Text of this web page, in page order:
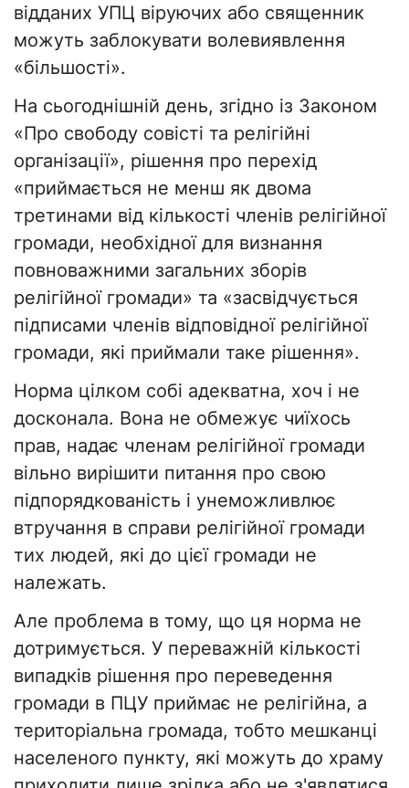
відданих УПЦ віруючих або священник
можуть заблокувати волевиявлення
«більшості».
На сьогоднішній день, згідно із Законом
«Про свободу совісті та релігійні
організації», рішення про перехід
«приймається не менш як двома
третинами від кількості членів релігійної
громади, необхідної для визнання
повноважними загальних зборів
релігійної громади» та «засвідчується
підписами членів відповідної релігійної
громади, які приймали таке рішення».
Норма цілком собі адекватна, хоч і не
досконала. Вона не обмежує чиїхось
прав, надає членам релігійної громади
вільно вирішити питання про свою
підпорядкованість і унеможливлює
втручання в справи релігійної громади
тих людей, які до цієї громади не
належать.
Але проблема в тому, що ця норма не
дотримується. У переважній кількості
випадків рішення про переведення
громади в ПЦУ приймає не релігійна, а
територіальна громада, тобто мешканці
населеного пункту, які можуть до храму